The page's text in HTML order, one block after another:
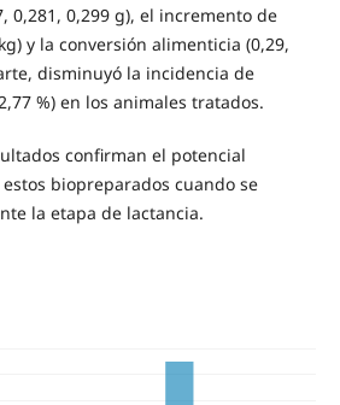
0,281, 0,299 g), el incremento de
y la conversión alimenticia (0,29,
disminuyó la incidencia de
%) en los animales tratados.
confirman el potencial
biopreparados cuando se
la etapa de lactancia.